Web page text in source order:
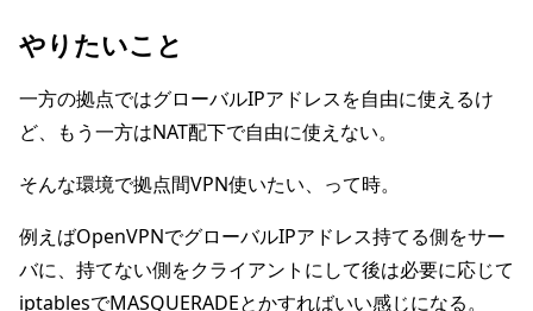
やりたいこと
一方の拠点ではグローバルIPアドレスを自由に使えるけ
ど、もう一方はNAT配下で自由に使えない。
そんな環境で拠点間VPN使いたい、って時。
例えばOpenVPNでグローバルIPアドレス持てる側をサー
バに、持てない側をクライアントにして後は必要に応じて
iptablesでMASQUERADEとかすればいい感じになる。